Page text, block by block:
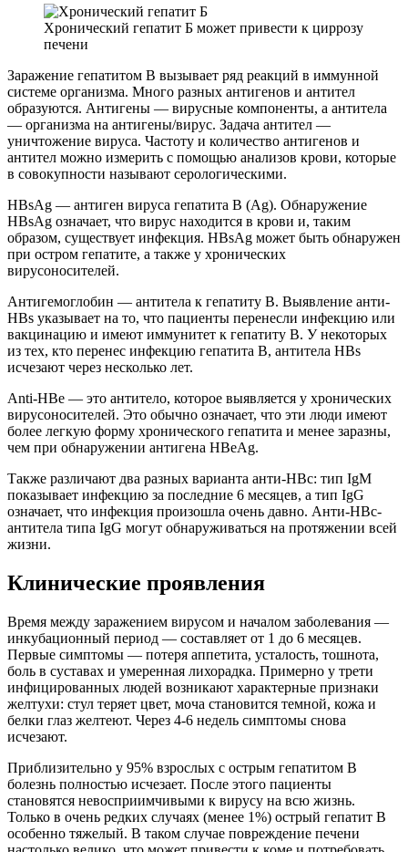
Хронический гепатит Б может привести к циррозу
печени
Заражение гепатитом В вызывает ряд реакций в иммунной
системе организма. Много разных антигенов и антител
образуются. Антигены — вирусные компоненты, а антитела
— организма на антигены/вирус. Задача антител —
уничтожение вируса. Частоту и количество антигенов и
антител можно измерить с помощью анализов крови, которые
в совокупности называют серологическими.
HBsAg — антиген вируса гепатита В (Ag). Обнаружение
HBsAg означает, что вирус находится в крови и, таким
образом, существует инфекция. HBsAg может быть обнаружен
при остром гепатите, а также у хронических
вирусоносителей.
Антигемоглобин — антитела к гепатиту В. Выявление анти-
HBs указывает на то, что пациенты перенесли инфекцию или
вакцинацию и имеют иммунитет к гепатиту B. У некоторых
из тех, кто перенес инфекцию гепатита B, антитела HBs
исчезают через несколько лет.
Anti-HBe — это антитело, которое выявляется у хронических
вирусоносителей. Это обычно означает, что эти люди имеют
более легкую форму хронического гепатита и менее заразны,
чем при обнаружении антигена HBeAg.
Также различают два разных варианта анти-HBc: тип IgM
показывает инфекцию за последние 6 месяцев, а тип IgG
означает, что инфекция произошла очень давно. Анти-HBc-
антитела типа IgG могут обнаруживаться на протяжении всей
жизни.
Клинические проявления
Время между заражением вирусом и началом заболевания —
инкубационный период — составляет от 1 до 6 месяцев.
Первые симптомы — потеря аппетита, усталость, тошнота,
боль в суставах и умеренная лихорадка. Примерно у трети
инфицированных людей возникают характерные признаки
желтухи: стул теряет цвет, моча становится темной, кожа и
белки глаз желтеют. Через 4-6 недель симптомы снова
исчезают.
Приблизительно у 95% взрослых с острым гепатитом B
болезнь полностью исчезает. После этого пациенты
становятся невосприимчивыми к вирусу на всю жизнь.
Только в очень редких случаях (менее 1%) острый гепатит В
особенно тяжелый. В таком случае повреждение печени